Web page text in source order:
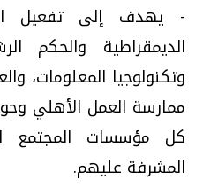
- يهدف إلى تفعيل
الديمقراطية والحكم
وتكنولوجيا المعلومات،
ممارسة العمل الأهلي
كل مؤسسات المجتمع
المشرفة عليهم.